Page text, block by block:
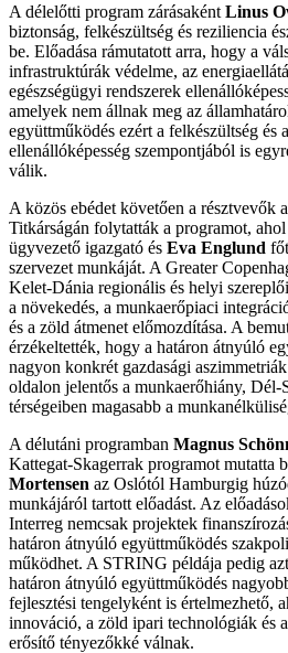
A délelőtti program zárásaként Linus
biztonság, felkészültség és reziliencia
be. Előadása rámutatott arra, hogy a
infrastruktúrák védelme, az
egészségügyi rendszerek
amelyek nem állnak meg az
együttműködés ezért a felkészültség és
ellenállóképesség szempontjából is
válik.
A közös ebédet követően a résztvevők
Titkárságán folytatták a programot, ahol
ügyvezető igazgató és Eva Englund
szervezet munkáját. A Greater
Kelet-Dánia regionális és helyi
a növekedés, a munkaerőpiaci
és a zöld átmenet előmozdítása. A
érzékeltették, hogy a határon átnyúló
nagyon konkrét gazdasági
oldalon jelentős a munkaerőhiány, Dél-
térségeiben magasabb a
A délutáni programban Magnus
Kattegat-Skagerrak programot mutatta
Mortensen az Oslótól Hamburgig
munkájáról tartott előadást. Az
Interreg nemcsak projektek
határon átnyúló együttműködés
működhet. A STRING példája pedig
határon átnyúló együttműködés
fejlesztési tengelyként is értelmezhető,
innováció, a zöld ipari technológiák és
erősítő tényezőkké válnak.